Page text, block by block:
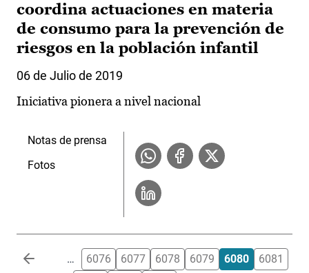
coordina actuaciones en materia
de consumo para la prevención de
riesgos en la población infantil
06 de Julio de 2019
Iniciativa pionera a nivel nacional
Notas de prensa
Fotos
Paginación … 6076 6077 6078 6079 6080
6081